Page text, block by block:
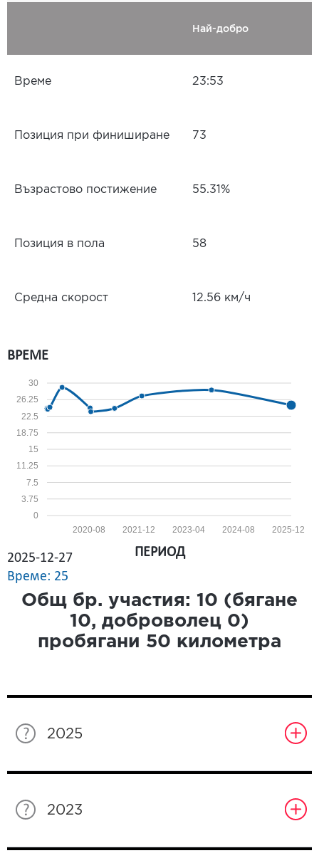
Най-добро
Време 23:53
Позиция при финиширане 73
Възрастово постижение 55.31%
Позиция в пола 58
Средна скорост 12.56 км/ч
ВРЕМЕ
0
3.75
7.5
11.25
15
18.75
22.5
26.25
30
2025-12
2024-08
2023-04
2021-12
2020-08
2025-12-27
Време: 25
ПЕРИОД
Общ бр. участия: 10 (бягане
10, доброволец 0)
пробягани 50 километра
2025
2023